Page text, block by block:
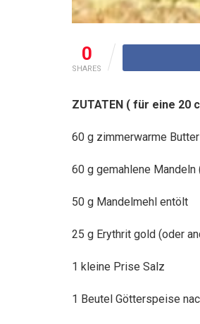
0
SHARES
ZUTATEN ( für eine 20
60 g zimmerwarme Butter
60 g gemahlene
50 g Mandelmehl entölt
25 g Erythrit gold (oder
1 kleine Prise Salz
1 Beutel Götterspeise